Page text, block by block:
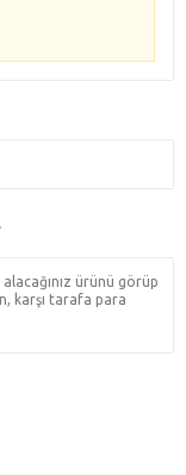
ürünü görüp
karşı tarafa para